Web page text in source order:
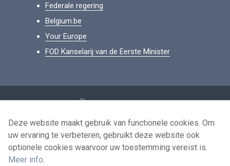
Federale regering
Belgium.be
Your Europe
FOD Kanselarij van de Eerste Minister
Persoonsgegevens
Voorwaarden voor het hergebruik
Contacteer ons
Deze website maakt gebruik van functionele cookies. Om
uw ervaring te verbeteren, gebruikt deze website ook
optionele cookies waarvoor uw toestemming vereist is.
Meer info.